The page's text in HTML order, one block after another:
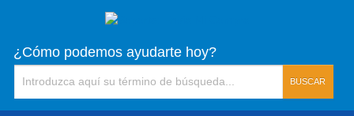
¿Cómo podemos ayudarte hoy?
BUSCAR